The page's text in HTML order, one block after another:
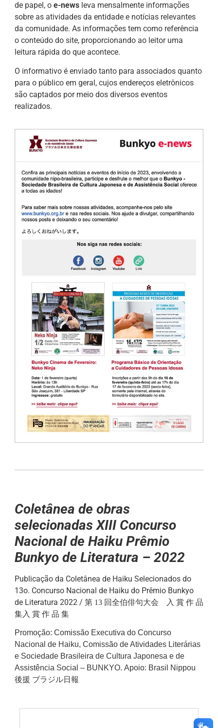
de papel, o e-news leva mensalmente informações
sobre as atividades da entidade e notícias relevantes
da comunidade. As informações tem como referência
o conteúdo do site, proporcionando ao leitor uma
leitura rápida do que acontece.
O informativo é enviado tanto para associados quanto
para o público em geral, cujos endereços eletrônicos
são captados por meio dos diversos eventos
realizados.
Coletânea de obras
selecionadas XIII Concurso
Nacional de Haiku Prêmio
Bunkyo de Literatura – 2022
Publicação da Coletânea de Haiku Selecionados do
13o. Concurso Nacional de Haiku do Prêmio Bunkyo
de Literatura 2022 / 第 13 回全伯俳句大会
入 賞 作 品
集入 賞 作 品 集
Promoção: Comissão Executiva do Concurso
Nacional de Haiku, Comissão de Atividades Literárias
e Sociedade Brasileira de Cultura Japonesa e de
Assistência Social – BUNKYO. Apoio: Brasil Nippou
後援 ブラジル日報